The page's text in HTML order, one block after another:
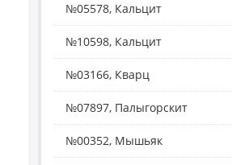
№05578, Кальцит
№10598, Кальцит
№03166, Кварц
№07897, Палыгорскит
№00352, Мышьяк